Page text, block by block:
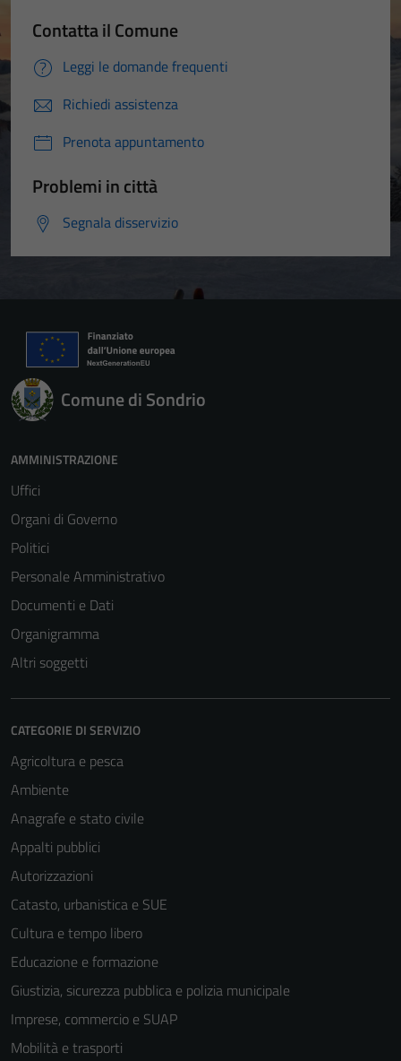
Contatta il Comune
Leggi le domande frequenti
Richiedi assistenza
Prenota appuntamento
Problemi in città
Segnala disservizio
Comune di Sondrio
AMMINISTRAZIONE
Uffici
Organi di Governo
Politici
Personale Amministrativo
Documenti e Dati
Organigramma
Altri soggetti
CATEGORIE DI SERVIZIO
Agricoltura e pesca
Ambiente
Anagrafe e stato civile
Appalti pubblici
Autorizzazioni
Catasto, urbanistica e SUE
Cultura e tempo libero
Educazione e formazione
Giustizia, sicurezza pubblica e polizia municipale
Imprese, commercio e SUAP
Mobilità e trasporti